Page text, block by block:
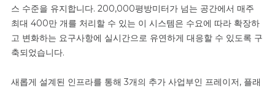
스 수준을 유지합니다. 200,000평방미터가 넘는 공간에서 매주
최대 400만 개를 처리할 수 있는 이 시스템은 수요에 따라 확장하
고 변화하는 요구사항에 실시간으로 유연하게 대응할 수 있도록 구
축되었습니다.
새롭게 설계된 인프라를 통해 3개의 추가 사업부인 프레이저, 플래